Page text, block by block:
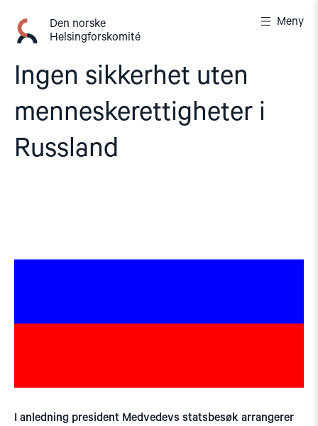
innhold
Den norske
Helsingforskomité
Meny
Ingen sikkerhet uten
menneskerettigheter i
Russland
I anledning president Medvedevs statsbesøk arrangerer